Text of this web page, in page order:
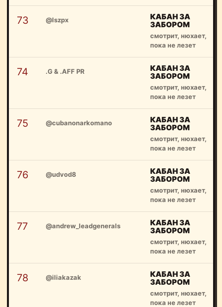
73 @lszpx
КАБАН ЗА
ЗАБОРОМ
смотрит, нюхает,
пока не лезет
74 .G & .AFF PR
КАБАН ЗА
ЗАБОРОМ
смотрит, нюхает,
пока не лезет
75 @cubanonarkomano
КАБАН ЗА
ЗАБОРОМ
смотрит, нюхает,
пока не лезет
76 @udvod8
КАБАН ЗА
ЗАБОРОМ
смотрит, нюхает,
пока не лезет
77 @andrew_leadgenerals
КАБАН ЗА
ЗАБОРОМ
смотрит, нюхает,
пока не лезет
78 @iliakazak
КАБАН ЗА
ЗАБОРОМ
смотрит, нюхает,
пока не лезет